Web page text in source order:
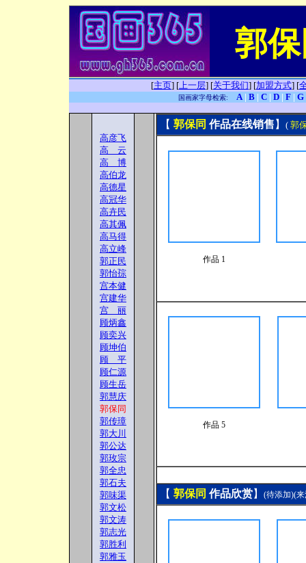
郭
[主页] [上一层] [关于我们] [加盟方式] [
国画家字母检索: A| B| C| D| F| G
高彦飞
高 云
高 博
高伯龙
高德星
高冠华
高卉民
高其佩
高马得
高立峰
郭正民
郭怡孮
宫本健
宫建华
宫 丽
顾炳鑫
顾奕兴
顾坤伯
顾 平
顾仁源
顾生岳
郭慧庆
郭保同
郭传璋
郭大川
郭公达
郭玫宗
郭全忠
郭石夫
郭味渠
郭文松
郭文涛
郭志光
郭胜利
郭雅玉
【 郭保同 作品在线销售 】 ( 郭
作品 1
作品 5
【 郭保同 作品欣赏】 (待添加)(来